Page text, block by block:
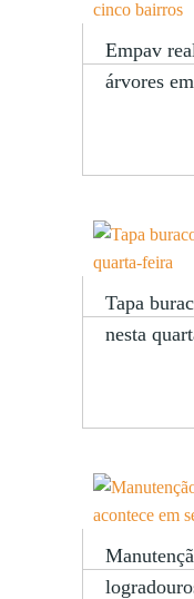
Empav
árvores
Tapa
nesta